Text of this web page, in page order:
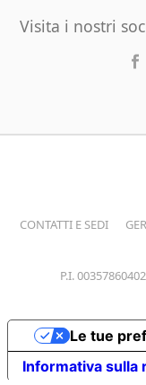
Visita i nostri
CONTATTI E SEDI
P.I.
Informativa sulla
Le tue